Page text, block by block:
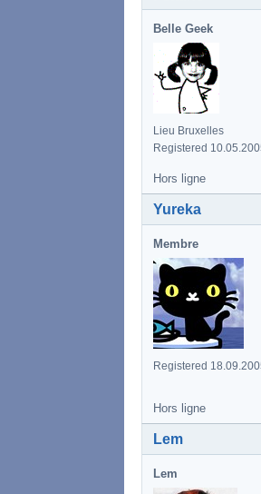
Belle Geek
Lieu Bruxelles
Registered
Hors ligne
Yureka
Membre
Registered
Hors ligne
Lem
Lem